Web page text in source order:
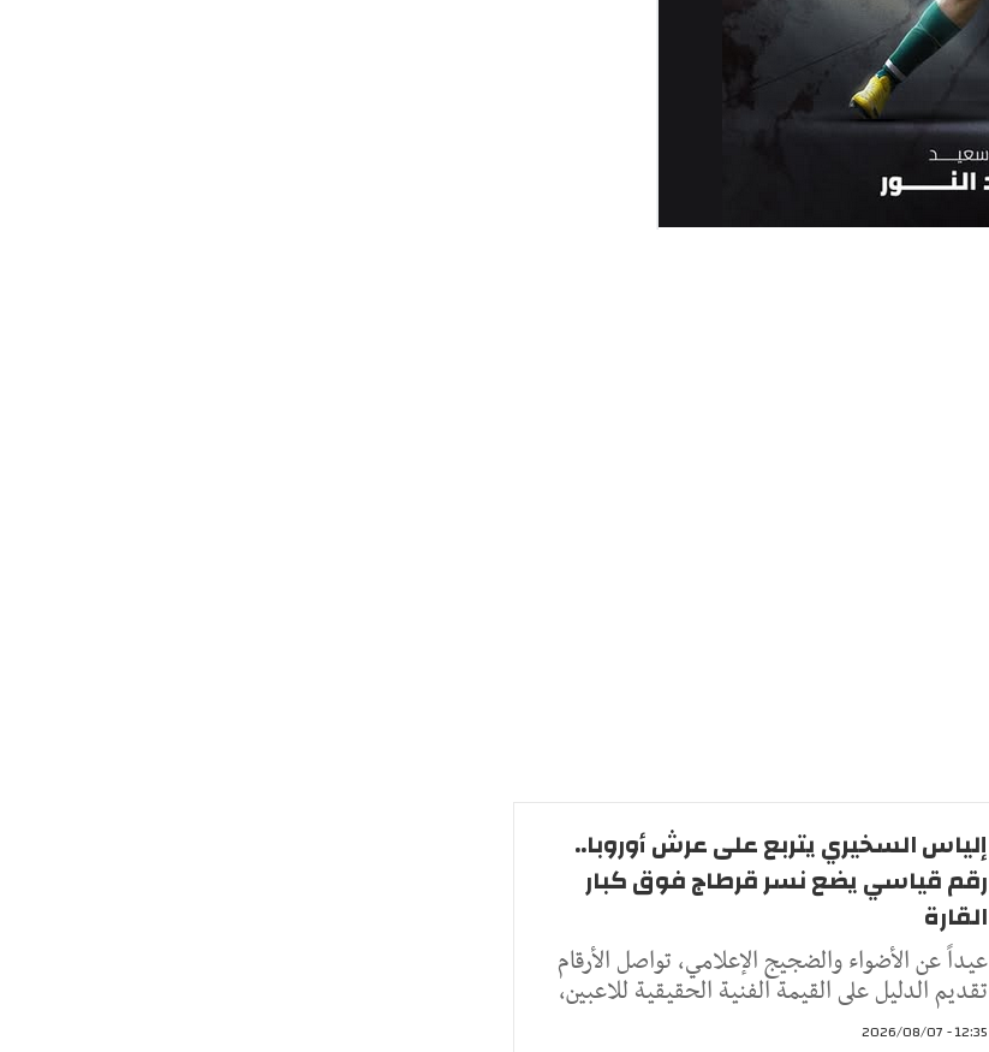
إلياس السخيري يتربع على عرش أوروبا..
رقم قياسي يضع نسر قرطاج فوق كبار
القارة
عيداً عن الأضواء والضجيج الإعلامي، تواصل الأرقام
تقديم الدليل على القيمة الفنية الحقيقية للاعبين،
12:35 - 2026/08/07